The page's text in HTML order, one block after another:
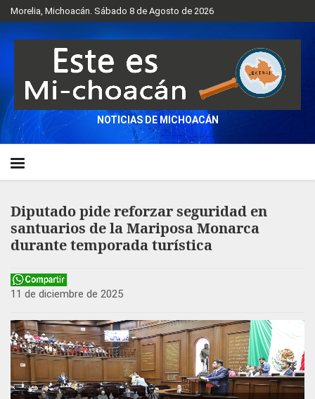
Morelia, Michoacán. Sábado 8 de Agosto de 2026
NOTICIAS DE MICHOACÁN
Diputado pide reforzar seguridad en
santuarios de la Mariposa Monarca
durante temporada turística
11 de diciembre de 2025